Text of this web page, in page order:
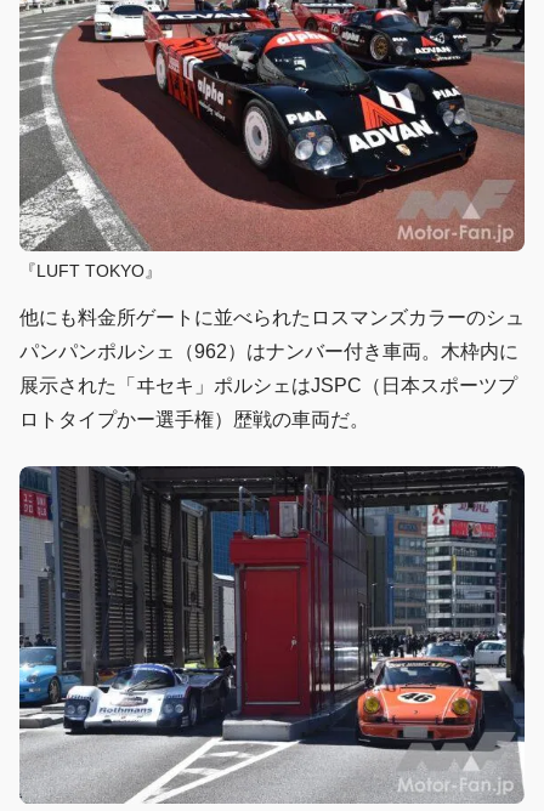
『LUFT TOKYO』
他にも料金所ゲートに並べられたロスマンズカラーのシュ
パンパンポルシェ（962）はナンバー付き車両。木枠内に
展示された「ヰセキ」ポルシェはJSPC（日本スポーツプ
ロトタイプかー選手権）歴戦の車両だ。